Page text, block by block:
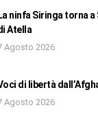
La ninfa Siringa torna a
Atella
Agosto 2026
di libertà
Agosto 2026